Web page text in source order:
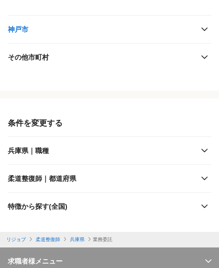
神戸市
その他市町村
条件を変更する
兵庫県｜職種
柔道整復師｜都道府県
特徴から探す(全国)
リジョブ 柔道整復師 兵庫県 業務委託
求職者様メニュー